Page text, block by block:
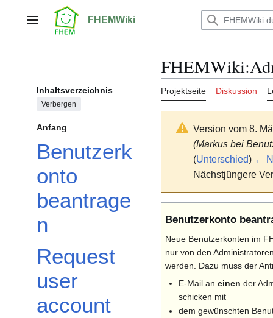
springenHauptmenü FHEMWiki
Inhaltsverzeichnis
Verbergen
Anfang
Benutzerk
onto
beantrage
n
Request
user
account
FHEMWiki:
Projektseite Diskussion
Version vom 8.
(Markus bei
(Unterschied) ←
Nächstjüngere
Benutzerkonto
Neue Benutzerkonten im
nur von den
werden. Dazu muss der
E-Mail an einen der
schicken mit
dem gewünschten